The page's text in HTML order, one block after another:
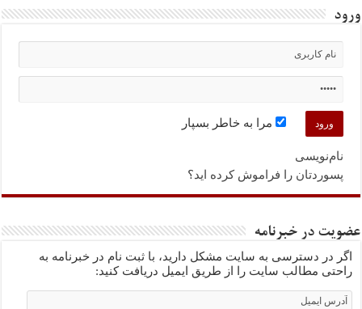
ورود
مرا به خاطر بسپار
نام‌نویسی
پسوردتان را فراموش کرده اید؟
عضویت در خبرنامه
اگر در دسترسی به سایت مشکل دارید، با ثبت نام در خبرنامه به
راحتی مطالب سایت را از طریق ایمیل دریافت کنید:
Email